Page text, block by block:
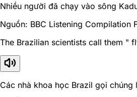
Nhiều người đã chạy vào sông
Nguồn: BBC Listening Compilation
The Brazilian scientists call them "
Các nhà khoa học Brazil gọi chúng